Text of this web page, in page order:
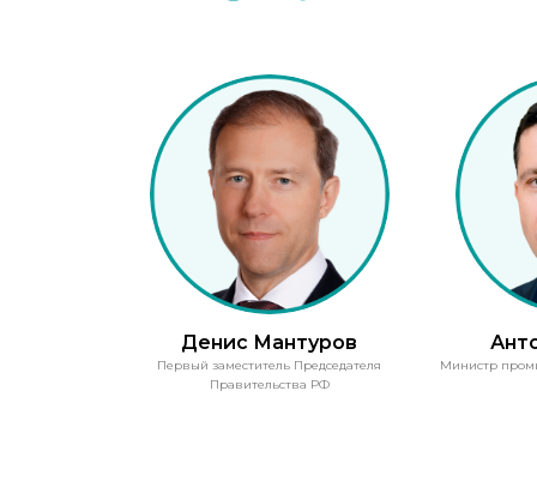
Денис Мантуров
Первый заместитель Председателя
Правительства РФ
Министр